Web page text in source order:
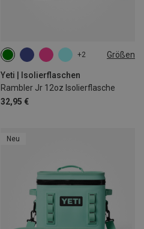
+2 Größen
Yeti | Isolierflaschen
Rambler Jr 12oz Isolierflasche
32,95 €
355ML
Neu